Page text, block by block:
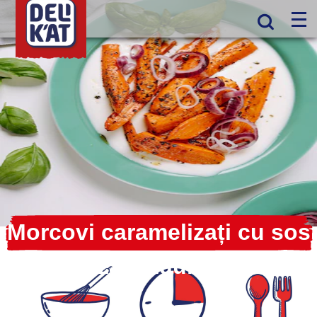
Morcovi caramelizați cu sos
de branză și iaurt grecesc